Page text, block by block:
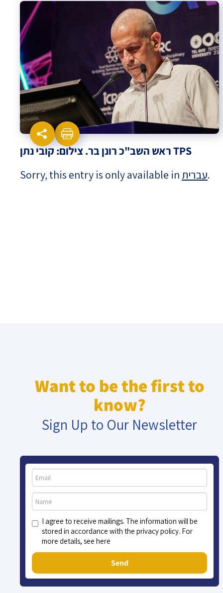
Israel-China Relations
ראש השב"כ רונן בר. צילום: קובי נתן TPS
Sorry, this entry is only available inעברית.
Want to be the first to
know?
Sign Up to Our Newsletter
I agree to receive mailings. The information will be
stored in accordance with the privacy policy. For
more details, see here
Send